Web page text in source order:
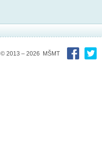
© 2013 – 2026 MŠMT